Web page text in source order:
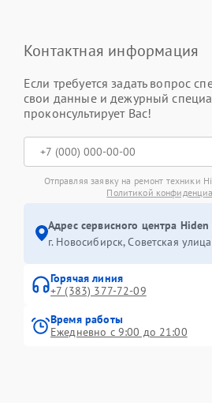
Контактная информация
Если требуется задать вопрос
свои данные и дежурный
проконсультирует Вас!
Отправляя заявку на ремонт техники
Политикой
Адрес сервисного центра
г. Новосибирск, Советская
Горячая линия
+7 (383) 377-72-09
Время работы
Ежедневно с 9:00 до 21:00